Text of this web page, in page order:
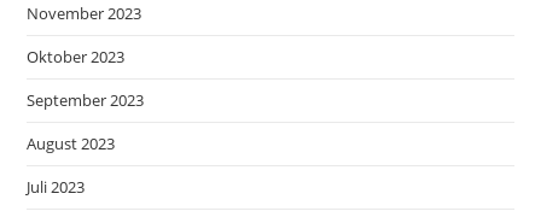
November 2023
Oktober 2023
September 2023
August 2023
Juli 2023